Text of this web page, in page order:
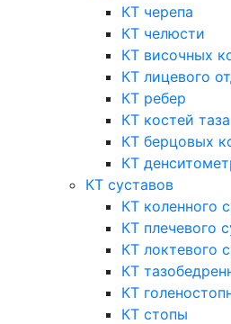
КТ черепа
КТ челюсти
КТ височных
КТ лицевого
КТ ребер
КТ костей таза
КТ берцовых
КТ
КТ суставов
КТ коленного
КТ плечевого
КТ локтевого
КТ
КТ
КТ стопы